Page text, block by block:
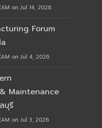
on Jul 14, 2026
Forum
on Jul 4, 2026
Maintenance
บุรี
on Jul 3, 2026